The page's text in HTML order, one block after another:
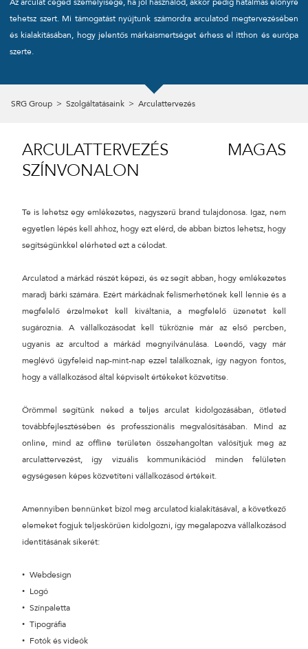
KÜLDÉS
24 ÓRÁN BELÜL FELVESSZÜK VELED A KAPCSOLATOT!*
*munkanapokon
tehetsz szert. Mi támogatást nyújtunk számordra arculatod megtervezésében
és kialakításában, hogy jelentős márkaismertséget érhess el itthon és európa
szerte.
SRG Group > Szolgáltatásaink > Arculattervezés
ARCULATTERVEZÉS MAGAS
SZÍNVONALON
Te is lehetsz egy emlékezetes, nagyszerű brand tulajdonosa. Igaz, nem
egyetlen lépés kell ahhoz, hogy ezt elérd, de abban biztos lehetsz, hogy
segítségünkkel elérheted ezt a célodat.
Arculatod a márkád részét képezi, és ez segít abban, hogy emlékezetes
maradj bárki számára. Ezért márkádnak felismerhetőnek kell lennie és a
megfelelő érzelmeket kell kiváltania, a megfelelő üzenetet kell
sugároznia. A vállalkozásodat kell tükröznie már az első percben,
ugyanis az arcultod a márkád megnyilvánulása. Leendő, vagy már
meglévő ügyfeleid nap-mint-nap ezzel találkoznak, így nagyon fontos,
hogy a vállalkozásod által képviselt értékeket közvetítse.
Örömmel segítünk neked a teljes arculat kidolgozásában, ötleted
továbbfejlesztésében és professzionális megvalósításában. Mind az
online, mind az offline területen összehangoltan valósítjuk meg az
arculattervezést, így vizuális kommunikációd minden felületen
egységesen képes közvetíteni vállalkozásod értékeit.
Amennyiben bennünket bízol meg arculatod kialakításával, a következő
elemeket fogjuk teljeskörűen kidolgozni, így megalapozva vállalkozásod
identitásának sikerét:
Webdesign
Logó
Színpaletta
Tipográfia
Fotók és videók